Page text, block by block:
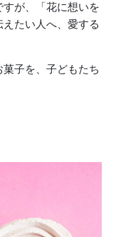
が、「花に想いを
たい人へ、愛する
子を、子どもたち